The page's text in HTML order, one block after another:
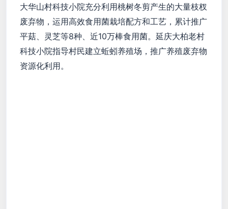
大华山村科技小院充分利用桃树冬剪产生的大量枝杈
废弃物，运用高效食用菌栽培配方和工艺，累计推广
平菇、灵芝等8种、近10万棒食用菌。延庆大柏老村
科技小院指导村民建立蚯蚓养殖场，推广养殖废弃物
资源化利用。